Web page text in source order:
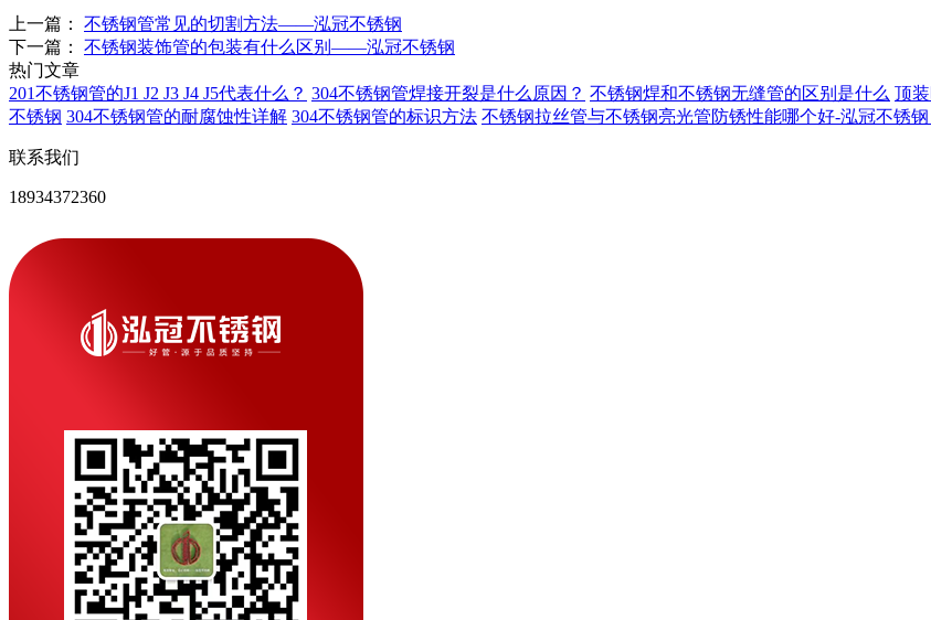
上一篇： 不锈钢管常见的切割方法——泓冠不锈钢
下一篇： 不锈钢装饰管的包装有什么区别——泓冠不锈钢
热门文章
201不锈钢管的J1 J2 J3 J4 J5代表什么？ 304不锈钢管焊接开裂是什么原因？ 不锈钢焊和不锈钢无缝管的区别是什么 顶
不锈钢 304不锈钢管的耐腐蚀性详解 304不锈钢管的标识方法 不锈钢拉丝管与不锈钢亮光管防锈性能哪个好-泓冠不锈钢
联系我们
18934372360